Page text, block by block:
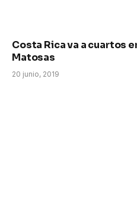
Costa Rica va a cuartos
Matosas
20 junio, 2019